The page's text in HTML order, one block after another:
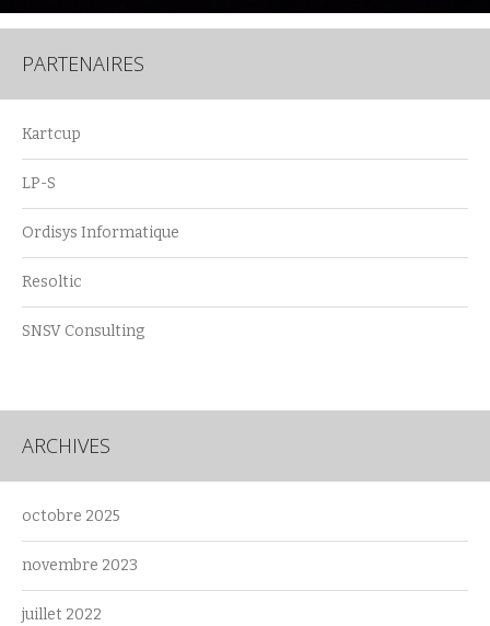
PARTENAIRES
Kartcup
LP-S
Ordisys Informatique
Resoltic
SNSV Consulting
ARCHIVES
octobre 2025
novembre 2023
juillet 2022